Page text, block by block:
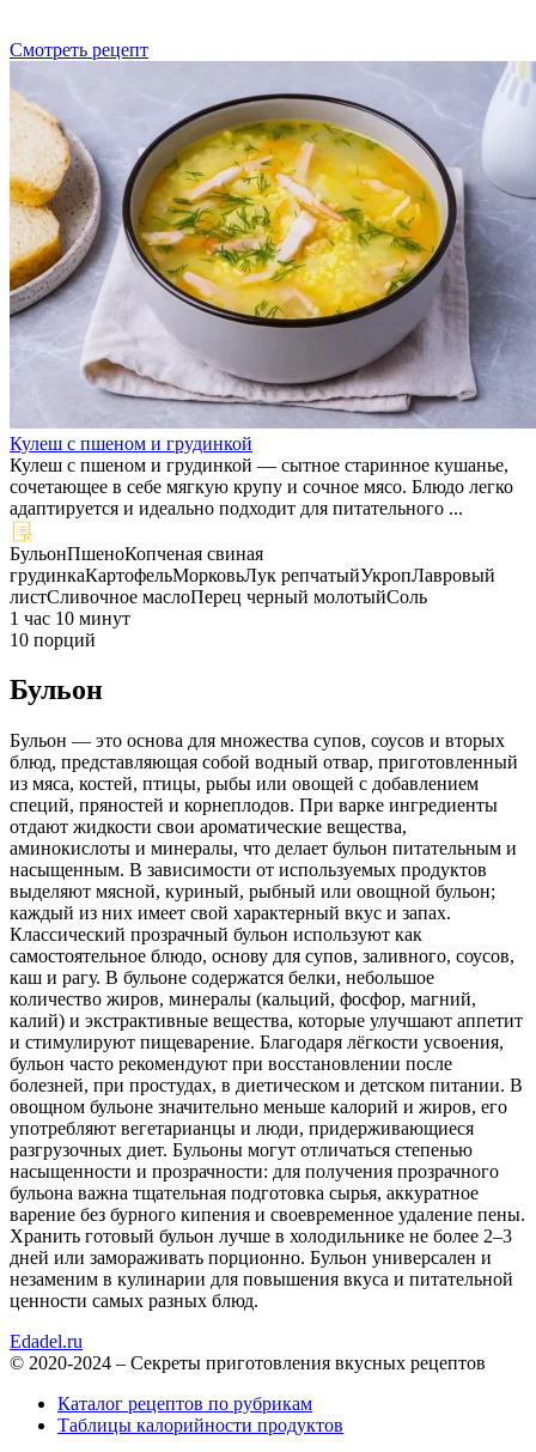
Смотреть рецепт
Кулеш с пшеном и грудинкой
Кулеш с пшеном и грудинкой — сытное старинное кушанье,
сочетающее в себе мягкую крупу и сочное мясо. Блюдо легко
адаптируется и идеально подходит для питательного ...
БульонПшеноКопченая свиная
грудинкаКартофельМорковьЛук репчатыйУкропЛавровый
листСливочное маслоПерец черный молотыйСоль
1 час 10 минут
10 порций
Бульон
Бульон — это основа для множества супов, соусов и вторых
блюд, представляющая собой водный отвар, приготовленный
из мяса, костей, птицы, рыбы или овощей с добавлением
специй, пряностей и корнеплодов. При варке ингредиенты
отдают жидкости свои ароматические вещества,
аминокислоты и минералы, что делает бульон питательным и
насыщенным. В зависимости от используемых продуктов
выделяют мясной, куриный, рыбный или овощной бульон;
каждый из них имеет свой характерный вкус и запах.
Классический прозрачный бульон используют как
самостоятельное блюдо, основу для супов, заливного, соусов,
каш и рагу. В бульоне содержатся белки, небольшое
количество жиров, минералы (кальций, фосфор, магний,
калий) и экстрактивные вещества, которые улучшают аппетит
и стимулируют пищеварение. Благодаря лёгкости усвоения,
бульон часто рекомендуют при восстановлении после
болезней, при простудах, в диетическом и детском питании. В
овощном бульоне значительно меньше калорий и жиров, его
употребляют вегетарианцы и люди, придерживающиеся
разгрузочных диет. Бульоны могут отличаться степенью
насыщенности и прозрачности: для получения прозрачного
бульона важна тщательная подготовка сырья, аккуратное
варение без бурного кипения и своевременное удаление пены.
Хранить готовый бульон лучше в холодильнике не более 2–3
дней или замораживать порционно. Бульон универсален и
незаменим в кулинарии для повышения вкуса и питательной
ценности самых разных блюд.
Edadel.ru
© 2020-2024 – Секреты приготовления вкусных рецептов
Каталог рецептов по рубрикам
Таблицы калорийности продуктов